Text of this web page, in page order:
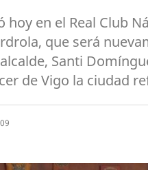
hoy en el Real Club
que será
Santi
de Vigo la ciudad